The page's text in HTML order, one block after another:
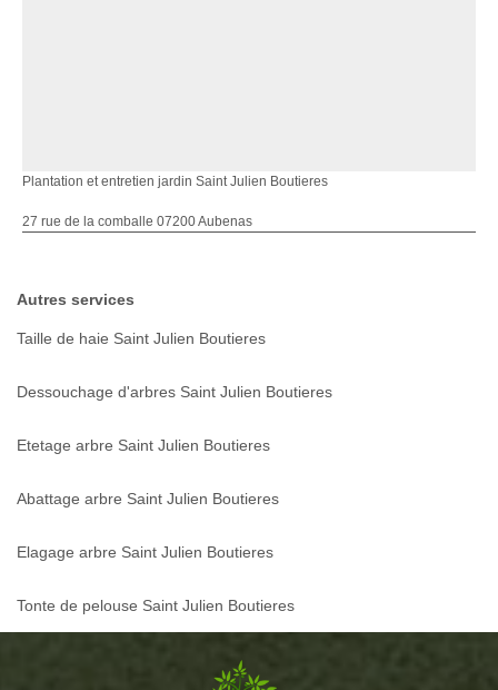
Plantation et entretien jardin Saint Julien Boutieres
27 rue de la comballe 07200 Aubenas
Autres services
Taille de haie Saint Julien Boutieres
Dessouchage d'arbres Saint Julien Boutieres
Etetage arbre Saint Julien Boutieres
Abattage arbre Saint Julien Boutieres
Elagage arbre Saint Julien Boutieres
Tonte de pelouse Saint Julien Boutieres